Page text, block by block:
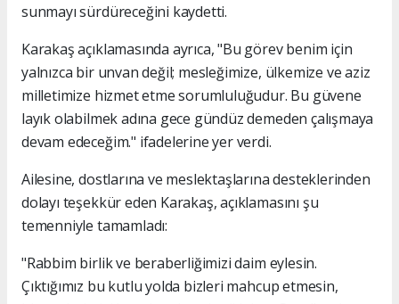
sunmayı sürdüreceğini kaydetti.
Karakaş açıklamasında ayrıca, "Bu görev benim için
yalnızca bir unvan değil; mesleğimize, ülkemize ve aziz
milletimize hizmet etme sorumluluğudur. Bu güvene
layık olabilmek adına gece gündüz demeden çalışmaya
devam edeceğim." ifadelerine yer verdi.
Ailesine, dostlarına ve meslektaşlarına desteklerinden
dolayı teşekkür eden Karakaş, açıklamasını şu
temenniyle tamamladı:
"Rabbim birlik ve beraberliğimizi daim eylesin.
Çıktığımız bu kutlu yolda bizleri mahcup etmesin,